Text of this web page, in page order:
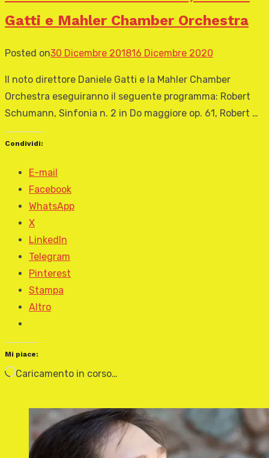
Gatti e Mahler Chamber Orchestra
Posted on30 Dicembre 201816 Dicembre 2020
Il noto direttore Daniele Gatti e la Mahler Chamber
Orchestra eseguiranno il seguente programma: Robert
Schumann, Sinfonia n. 2 in Do maggiore op. 61, Robert …
Condividi:
E-mail
Facebook
WhatsApp
X
LinkedIn
Telegram
Pinterest
Stampa
Altro
Mi piace:
Caricamento in corso…